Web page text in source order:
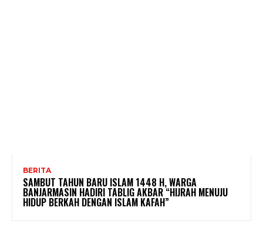
BERITA
SAMBUT TAHUN BARU ISLAM 1448 H, WARGA
BANJARMASIN HADIRI TABLIG AKBAR “HIJRAH MENUJU
HIDUP BERKAH DENGAN ISLAM KAFAH”